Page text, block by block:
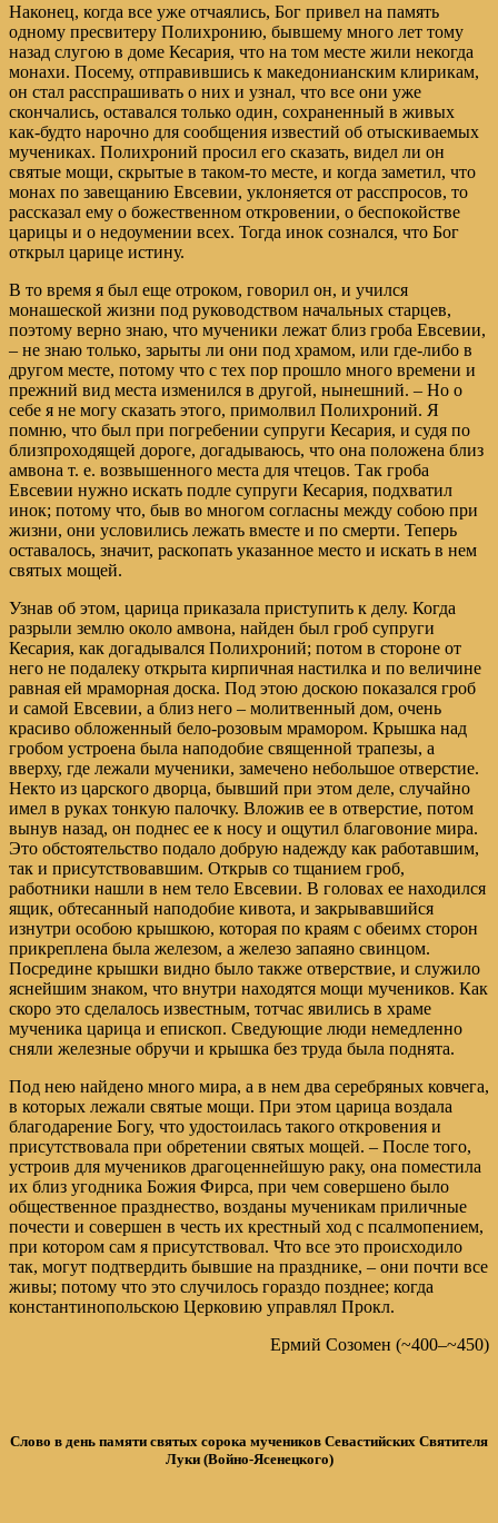
Наконец, когда все уже отчаялись, Бог привел на память
одному пресвитеру Полихронию, бывшему много лет тому
назад слугою в доме Кесария, что на том месте жили некогда
монахи. Посему, отправившись к македонианским клирикам,
он стал расспрашивать о них и узнал, что все они уже
скончались, оставался только один, сохраненный в живых
как-будто нарочно для сообщения известий об отыскиваемых
мучениках. Полихроний просил его сказать, видел ли он
святые мощи, скрытые в таком-то месте, и когда заметил, что
монах по завещанию Евсевии, уклоняется от расспросов, то
рассказал ему о божественном откровении, о беспокойстве
царицы и о недоумении всех. Тогда инок сознался, что Бог
открыл царице истину.
В то время я был еще отроком, говорил он, и учился
монашеской жизни под руководством начальных старцев,
поэтому верно знаю, что мученики лежат близ гроба Евсевии,
– не знаю только, зарыты ли они под храмом, или где-либо в
другом месте, потому что с тех пор прошло много времени и
прежний вид места изменился в другой, нынешний. – Но о
себе я не могу сказать этого, примолвил Полихроний. Я
помню, что был при погребении супруги Кесария, и судя по
близпроходящей дороге, догадываюсь, что она положена близ
амвона т. е. возвышенного места для чтецов. Так гроба
Евсевии нужно искать подле супруги Кесария, подхватил
инок; потому что, быв во многом согласны между собою при
жизни, они условились лежать вместе и по смерти. Теперь
оставалось, значит, раскопать указанное место и искать в нем
святых мощей.
Узнав об этом, царица приказала приступить к делу. Когда
разрыли землю около амвона, найден был гроб супруги
Кесария, как догадывался Полихроний; потом в стороне от
него не подалеку открыта кирпичная настилка и по величине
равная ей мраморная доска. Под этою доскою показался гроб
и самой Евсевии, а близ него – молитвенный дом, очень
красиво обложенный бело-розовым мрамором. Крышка над
гробом устроена была наподобие священной трапезы, а
вверху, где лежали мученики, замечено небольшое отверстие.
Некто из царского дворца, бывший при этом деле, случайно
имел в руках тонкую палочку. Вложив ее в отверстие, потом
вынув назад, он поднес ее к носу и ощутил благовоние мира.
Это обстоятельство подало добрую надежду как работавшим,
так и присутствовавшим. Открыв со тщанием гроб,
работники нашли в нем тело Евсевии. В головах ее находился
ящик, обтесанный наподобие кивота, и закрывавшийся
изнутри особою крышкою, которая по краям с обеимх сторон
прикреплена была железом, а железо запаяно свинцом.
Посредине крышки видно было также отверствие, и служило
яснейшим знаком, что внутри находятся мощи мучеников. Как
скоро это сделалось известным, тотчас явились в храме
мученика царица и епископ. Сведующие люди немедленно
сняли железные обручи и крышка без труда была поднята.
Под нею найдено много мира, а в нем два серебряных ковчега,
в которых лежали святые мощи. При этом царица воздала
благодарение Богу, что удостоилась такого откровения и
присутствовала при обретении святых мощей. – После того,
устроив для мучеников драгоценнейшую раку, она поместила
их близ угодника Божия Фирса, при чем совершено было
общественное празднество, возданы мученикам приличные
почести и совершен в честь их крестный ход с псалмопением,
при котором сам я присутствовал. Что все это происходило
так, могут подтвердить бывшие на празднике, – они почти все
живы; потому что это случилось гораздо позднее; когда
константинопольскою Церковию управлял Прокл.
Ермий Созомен (~400–~450)
Слово в день памяти святых сорока мучеников Севастийских Святителя
Луки (Войно-Ясенецкого)